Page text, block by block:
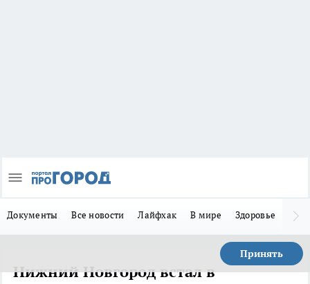
Документы Все новости Лайфхак В мире Здоровье
Принять
Нижний Новгород встал в